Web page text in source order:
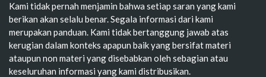
Kami tidak pernah menjamin bahwa setiap saran yang kami
berikan akan selalu benar. Segala informasi dari kami
merupakan panduan. Kami tidak bertanggung jawab atas
kerugian dalam konteks apapun baik yang bersifat materi
ataupun non materi yang disebabkan oleh sebagian atau
keseluruhan informasi yang kami distribusikan.